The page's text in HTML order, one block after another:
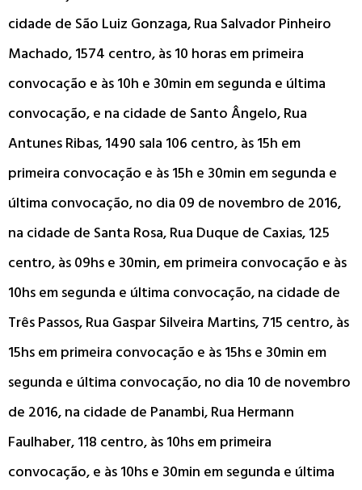
cidade de São Luiz Gonzaga, Rua Salvador Pinheiro
Machado, 1574 centro, às 10 horas em primeira
convocação e às 10h e 30min em segunda e última
convocação, e na cidade de Santo Ângelo, Rua
Antunes Ribas, 1490 sala 106 centro, às 15h em
primeira convocação e às 15h e 30min em segunda e
última convocação, no dia 09 de novembro de 2016,
na cidade de Santa Rosa, Rua Duque de Caxias, 125
centro, às 09hs e 30min, em primeira convocação e às
10hs em segunda e última convocação, na cidade de
Três Passos, Rua Gaspar Silveira Martins, 715 centro, às
15hs em primeira convocação e às 15hs e 30min em
segunda e última convocação, no dia 10 de novembro
de 2016, na cidade de Panambi, Rua Hermann
Faulhaber, 118 centro, às 10hs em primeira
convocação, e às 10hs e 30min em segunda e última